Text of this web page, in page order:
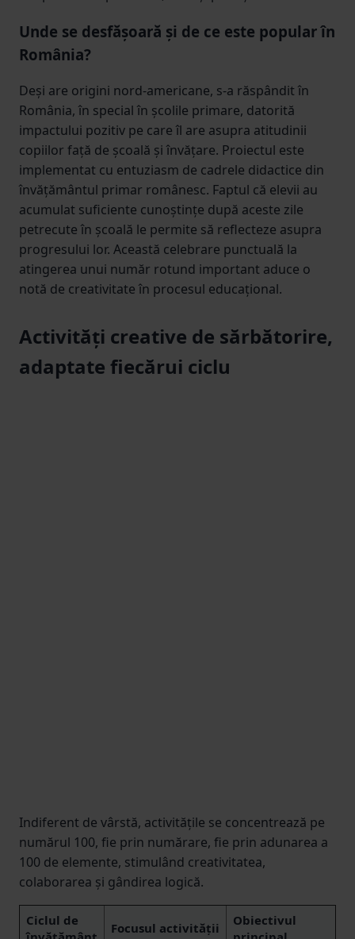
Unde se desfășoară și de ce este popular în
România?
Deși are origini nord-americane, s-a răspândit în
România, în special în școlile primare, datorită
impactului pozitiv pe care îl are asupra atitudinii
copiilor față de școală și învățare. Proiectul este
implementat cu entuziasm de cadrele didactice din
învățământul primar românesc. Faptul că elevii au
acumulat suficiente cunoștințe după aceste zile
petrecute în școală le permite să reflecteze asupra
progresului lor. Această celebrare punctuală la
atingerea unui număr rotund important aduce o
notă de creativitate în procesul educațional.
Activități creative de sărbătorire,
adaptate fiecărui ciclu
Indiferent de vârstă, activitățile se concentrează pe
numărul 100, fie prin numărare, fie prin adunarea a
100 de elemente, stimulând creativitatea,
colaborarea și gândirea logică.
Ciclul de
Focusul activității
Obiectivul